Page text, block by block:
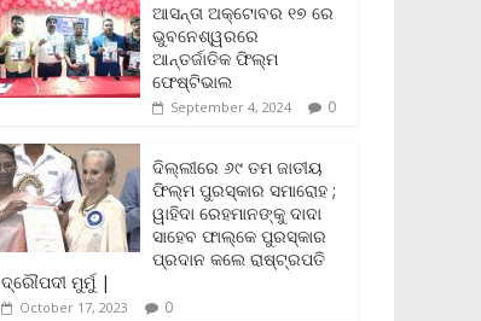
b
o
o
k
t
e
r
l
s
A
p
p
L
i
n
k
t
F
r
i
e
n
l
y
e
ଆସନ୍ତା ଅକ୍ଟୋବର ୧୭ ରେ
ଭୁବନେଶ୍ୱରରେ
ଆନ୍ତର୍ଜାତିକ ଫିଲ୍ମ
ଫେଷ୍ଟିଭାଲ
September 4, 2024 0
ଦିଲ୍ଲୀରେ ୬୯ ତମ ଜାତୀୟ
ଫିଲ୍ମ ପୁରସ୍କାର ସମାରୋହ ;
ୱାହିଦା ରେହମାନଙ୍କୁ ଦାଦା
ସାହେବ ଫାଲ୍‌କେ ପୁରସ୍କାର
ପ୍ରଦାନ କଲେ ରାଷ୍ଟ୍ରପତି
ଦ୍ରୌପଦୀ ମୁର୍ମୁ |
October 17, 2023 0